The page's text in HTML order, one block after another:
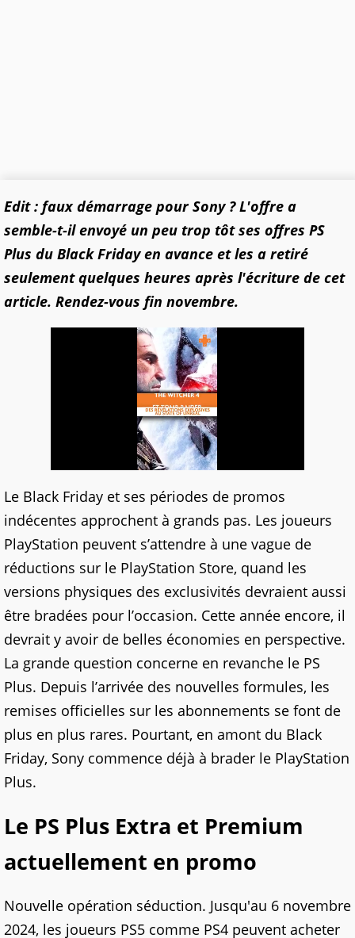
Edit : faux démarrage pour Sony ? L'offre a
semble-t-il envoyé un peu trop tôt ses offres PS
Plus du Black Friday en avance et les a retiré
seulement quelques heures après l'écriture de cet
article. Rendez-vous fin novembre.
Le Black Friday et ses périodes de promos
indécentes approchent à grands pas. Les joueurs
PlayStation peuvent s’attendre à une vague de
réductions sur le PlayStation Store, quand les
versions physiques des exclusivités devraient aussi
être bradées pour l’occasion. Cette année encore, il
devrait y avoir de belles économies en perspective.
La grande question concerne en revanche le PS
Plus. Depuis l’arrivée des nouvelles formules, les
remises officielles sur les abonnements se font de
plus en plus rares. Pourtant, en amont du Black
Friday, Sony commence déjà à brader le PlayStation
Plus.
Le PS Plus Extra et Premium
actuellement en promo
Nouvelle opération séduction. Jusqu'au 6 novembre
2024, les joueurs PS5 comme PS4 peuvent acheter